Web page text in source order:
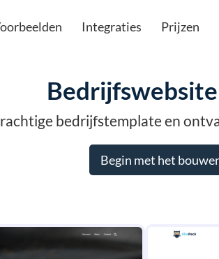
Integraties Prijzen
bedrijfstemplate en
Begin met het